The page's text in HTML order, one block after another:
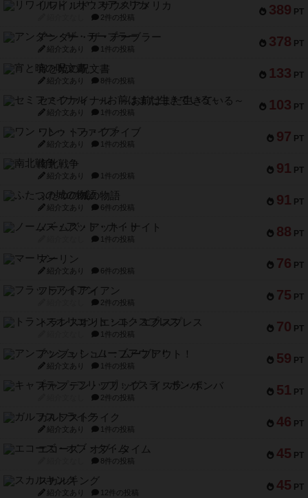
389 PT
リワイルド：サウスアメリカ
2件の投稿
378 PT
アンダー・ザ・テーブラー
紹介文あり 1件の投稿
133 PT
宵と暁の呪文書
紹介文あり 8件の投稿
103 PT
セミファイナル ～お前はまだ生きている～
紹介文あり 1件の投稿
97 PT
ワン・トゥ・ファイブ
紹介文あり 1件の投稿
91 PT
南北戦争
紹介文あり 1件の投稿
91 PT
ふたつの城の物語
紹介文あり 6件の投稿
88 PT
ノームズ・アット・ナイト
1件の投稿
76 PT
マーリン
紹介文あり 6件の投稿
75 PT
フラットアイアン
2件の投稿
70 PT
トランスオリエント・エクスプレス
1件の投稿
59 PT
アンブッシュ！：ムーブアウト！
紹介文あり 1件の投稿
51 PT
キャプテン・フリップ：イスラ・ボンバ
2件の投稿
46 PT
ガルフストライク
紹介文あり 1件の投稿
45 PT
エコーズ・オブ・タイム
8件の投稿
45 PT
スカルキング
紹介文あり 12件の投稿